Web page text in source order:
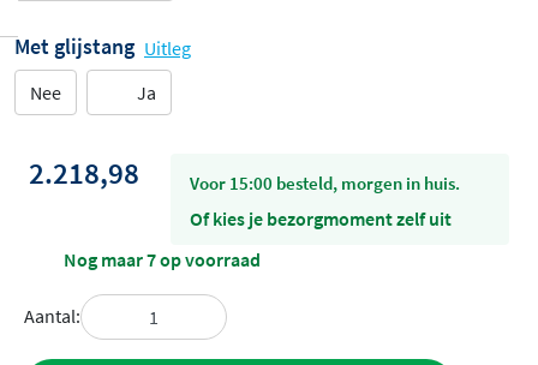
Met glijstang Uitleg
Nee
Ja
2.218,98 voor 15:00 besteld, morgen in huis.
Of kies je bezorgmoment zelf uit
Nog maar 7 op voorraad
Aantal: